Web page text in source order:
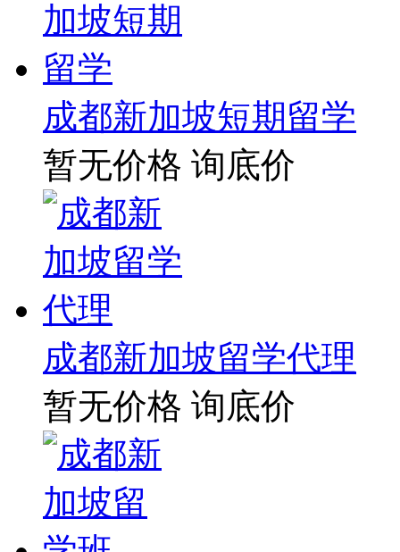
成都新加坡短期留学
暂无价格 询底价
成都新加坡留学代理
暂无价格 询底价